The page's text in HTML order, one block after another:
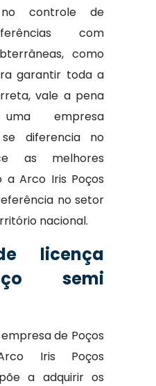
controle de
com
como
garantir toda a
vale a pena
empresa
diferencia no
as melhores
a Arco Iris Poços
no setor
nacional.
licença
semi
de Poços
Iris Poços
a adquirir os